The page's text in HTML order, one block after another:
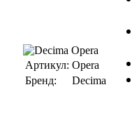
Артикул: Opera
Бренд:
Decima